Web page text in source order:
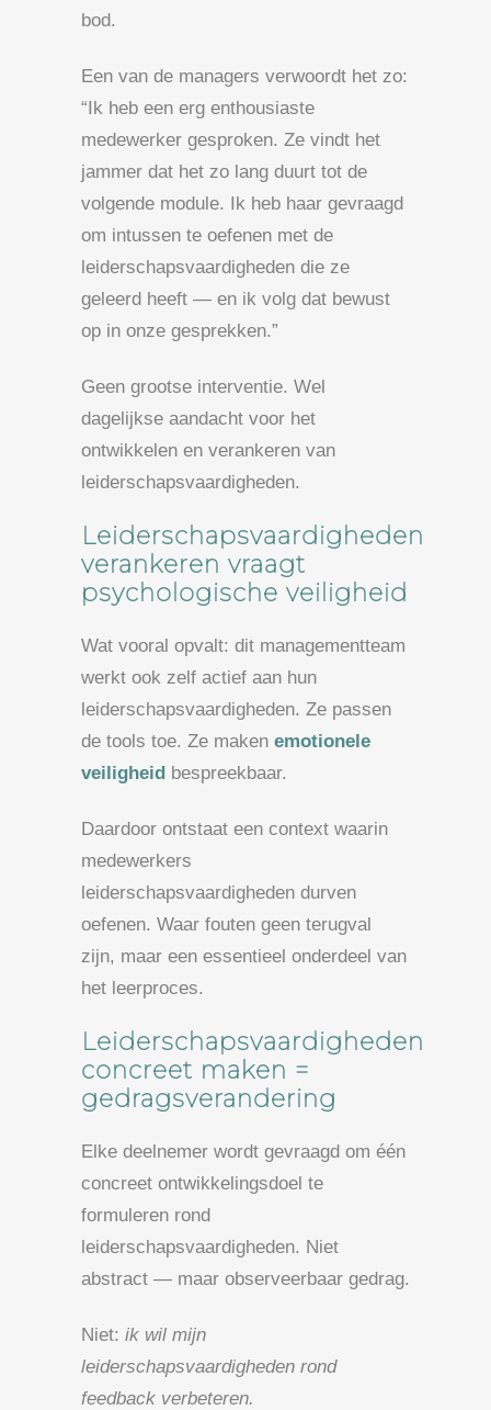
bod.
Een van de managers verwoordt het zo:
“Ik heb een erg enthousiaste
medewerker gesproken. Ze vindt het
jammer dat het zo lang duurt tot de
volgende module. Ik heb haar gevraagd
om intussen te oefenen met de
leiderschapsvaardigheden die ze
geleerd heeft — en ik volg dat bewust
op in onze gesprekken.”
Geen grootse interventie. Wel
dagelijkse aandacht voor het
ontwikkelen en verankeren van
leiderschapsvaardigheden.
Leiderschapsvaardigheden
verankeren vraagt
psychologische veiligheid
Wat vooral opvalt: dit managementteam
werkt ook zelf actief aan hun
leiderschapsvaardigheden. Ze passen
de tools toe. Ze maken emotionele
veiligheid bespreekbaar.
Daardoor ontstaat een context waarin
medewerkers
leiderschapsvaardigheden durven
oefenen. Waar fouten geen terugval
zijn, maar een essentieel onderdeel van
het leerproces.
Leiderschapsvaardigheden
concreet maken =
gedragsverandering
Elke deelnemer wordt gevraagd om één
concreet ontwikkelingsdoel te
formuleren rond
leiderschapsvaardigheden. Niet
abstract — maar observeerbaar gedrag.
Niet: ik wil mijn
leiderschapsvaardigheden rond
feedback verbeteren.